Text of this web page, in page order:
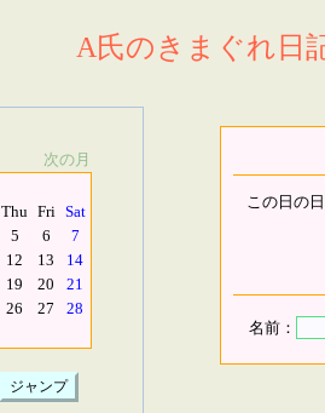
A氏のきまぐれ日
次の月
Thu Fri Sat
5 6
7
12 13
14
19 20
21
26 27
28
この日の
名前：